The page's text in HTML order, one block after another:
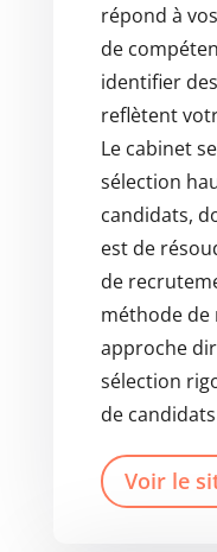
répond à
de
identifier
reflètent
Le cabinet
sélection
candidats,
est de
de
méthode de
approche
sélection
de
Voir le